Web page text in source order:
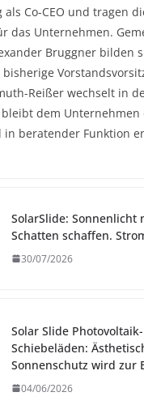
Co-CEO und tragen
das Unternehmen.
Bruggner bilden
Reißer wechselt in
dem Unternehmen
in beratender Funktion
SolarSlide: Sonnenlicht
Schatten schaffen.
30/07/2026
Solar Slide Photovoltaik-
Schiebeläden:
Sonnenschutz wird zur
04/06/2026